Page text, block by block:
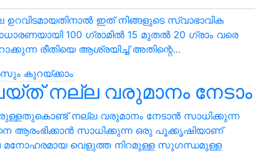
ഇത് നിങ്ങളുടെ സ്വാഭാവിക
100 ഗ്രാമിൽ 15 മുതൽ 20 ഗ്രാം വരെ
രീതിയെ ആശ്രയിച്ച് അതിന്റെ…
നല്ല വരുമാനം നേടാം
നല്ല വരുമാനം നേടാൻ സാധിക്കുന്ന
ആരംഭിക്കാൻ സാധിക്കുന്ന ഒരു പൂക്കൃഷിയാണ്
വെളുത്ത നിറമുള്ള സുഗന്ധമുള്ള